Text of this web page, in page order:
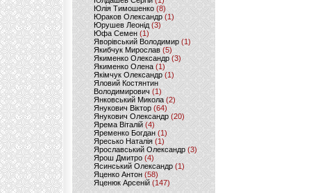
Юлія Тимошенко (8)
Юраков Олександр (1)
Юрушев Леонід (3)
Юфа Семен (1)
Яворівський Володимир (1)
Якибчук Мирослав (5)
Якименко Олександр (3)
Якименко Олена(1)
Якімчук Олександр (1)
Яловий Костянтин
Володимирович (1)
Янковський Микола(2)
Янукович Віктор (64)
Янукович Олександр(20)
Ярема Віталій(4)
Яременко Богдан(1)
Яресько Наталія(1)
Ярославський Олександр (3)
Ярош Дмитро (4)
Ясинський Олександр (1)
Яценко Антон(58)
Яценюк Арсеній (147)